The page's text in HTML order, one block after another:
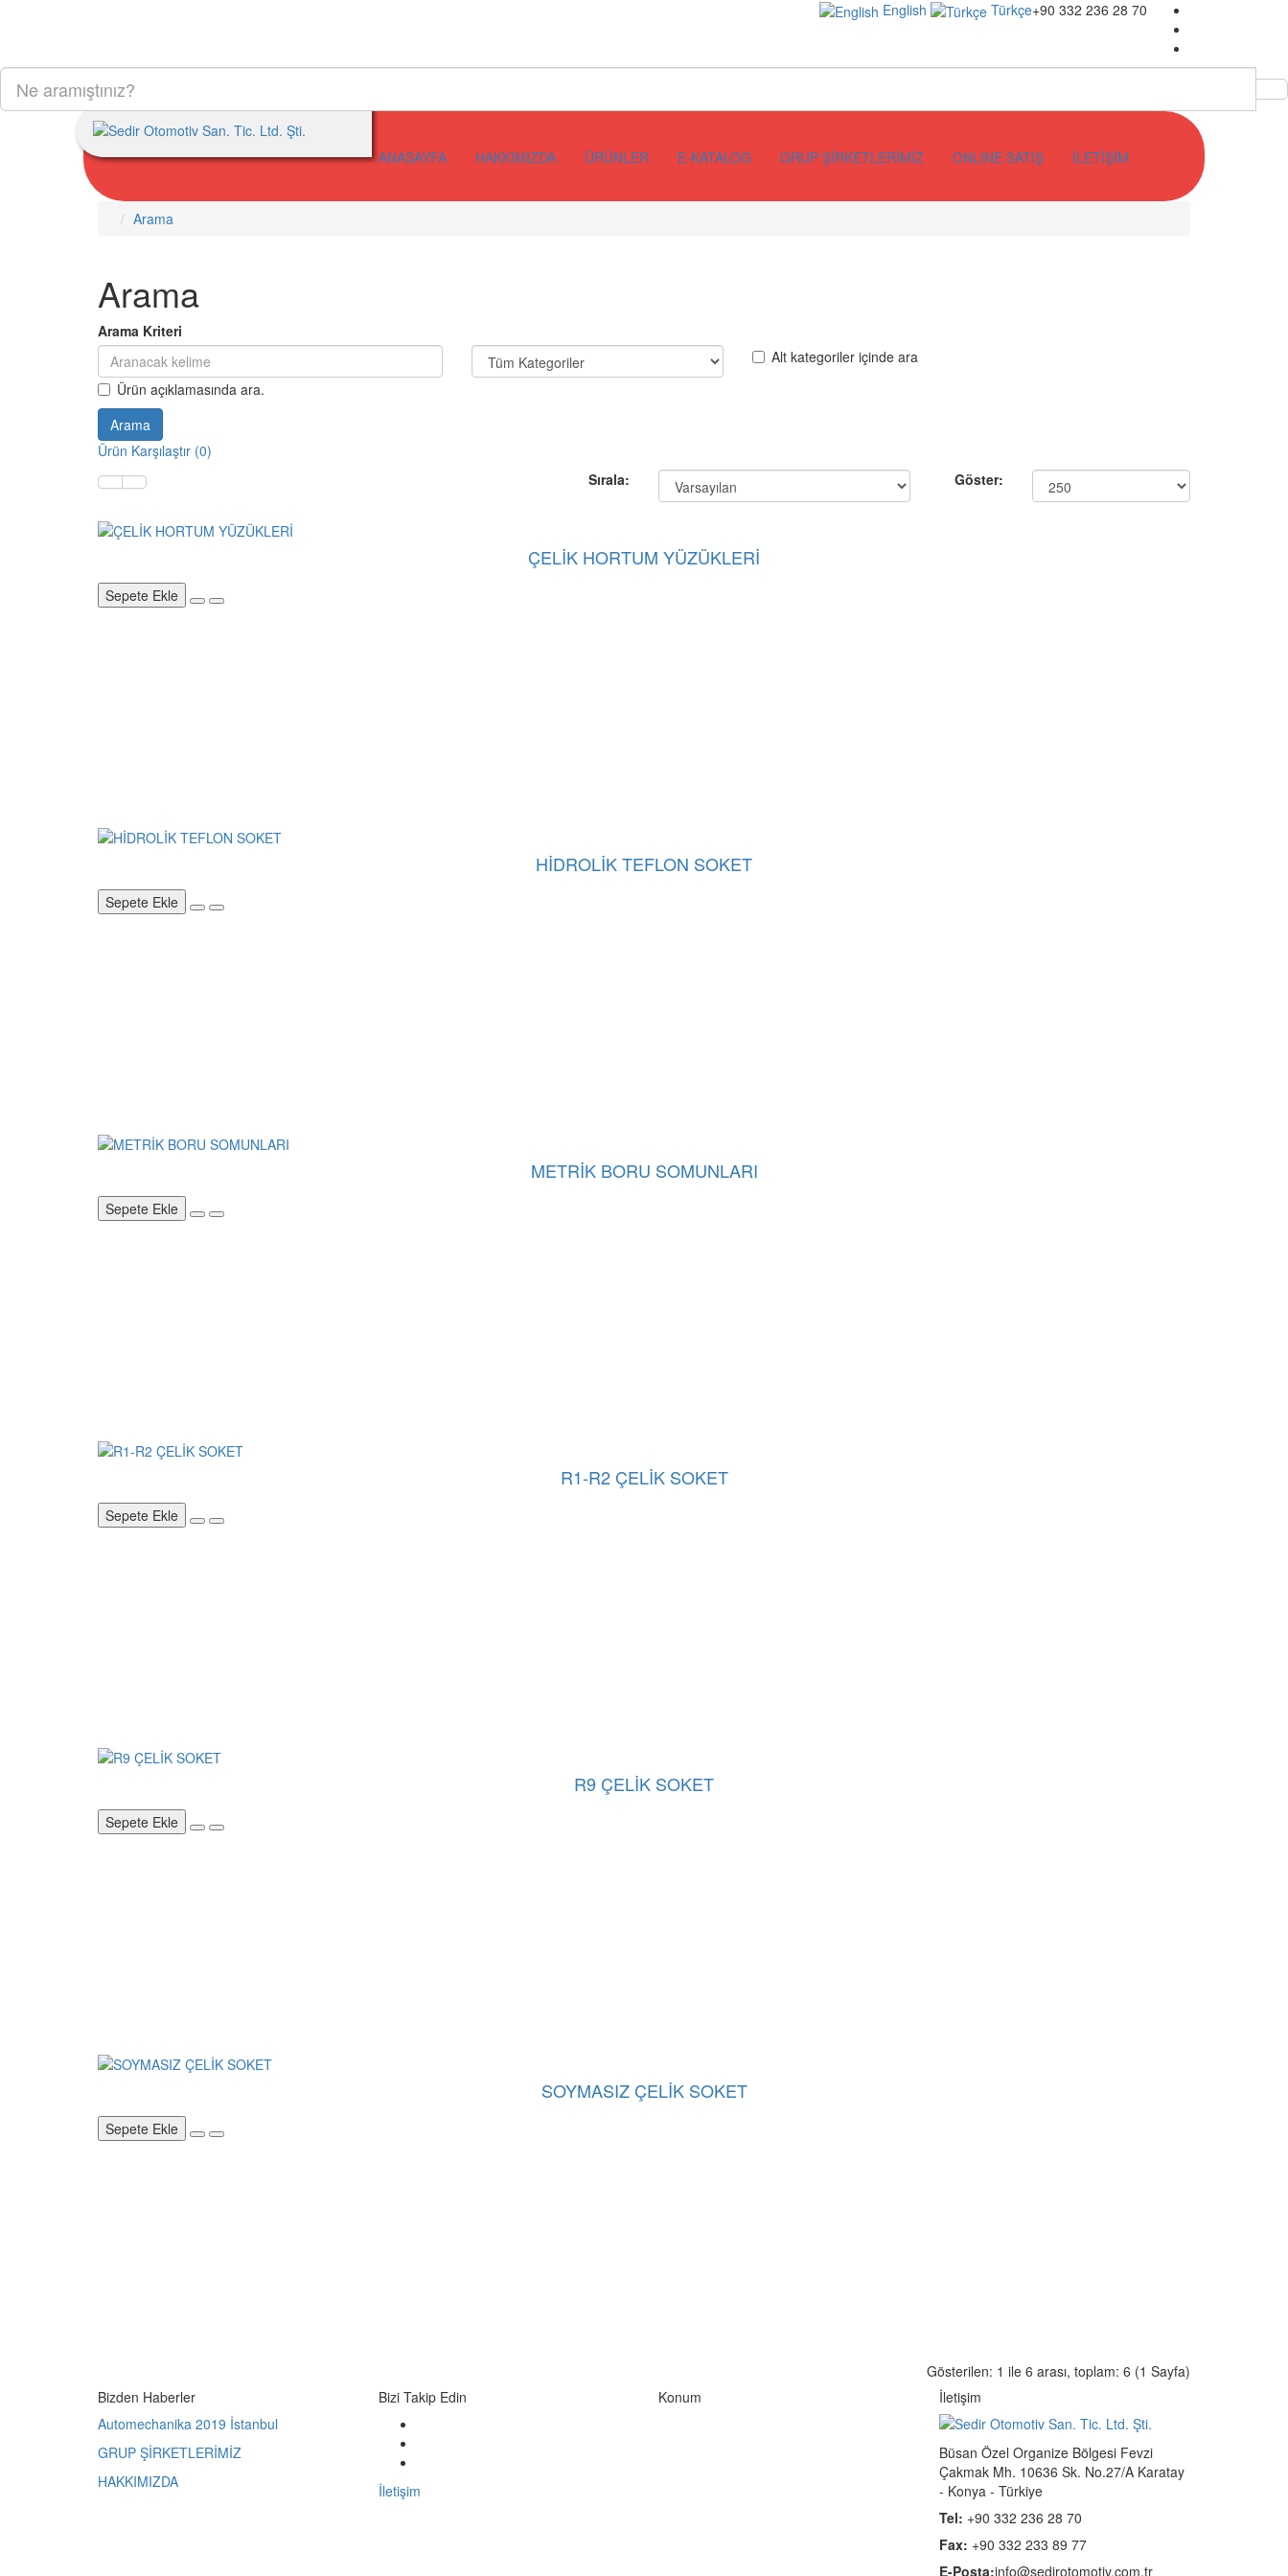
+90 332 236 28 70
English Türkçe
ANASAYFA HAKKIMIZDA ÜRÜNLER E-KATALOG GRUP ŞİRKETLERİMİZ ONLINE SATIŞ İLETİŞİM
Arama
Arama
Arama Kriteri
Alt kategoriler içinde ara
Ürün açıklamasında ara.
Ürün Karşılaştır (0)
Sırala:
Göster:
ÇELİK HORTUM YÜZÜKLERİ
Sepete Ekle
HİDROLİK TEFLON SOKET
Sepete Ekle
METRİK BORU SOMUNLARI
Sepete Ekle
R1-R2 ÇELİK SOKET
Sepete Ekle
R9 ÇELİK SOKET
Sepete Ekle
SOYMASIZ ÇELİK SOKET
Sepete Ekle
Gösterilen: 1 ile 6 arası, toplam: 6 (1 Sayfa)
Bizden Haberler
Automechanika 2019 İstanbul
GRUP ŞİRKETLERİMİZ
HAKKIMIZDA
Bizi Takip Edin
İletişim
Konum İletişim
Büsan Özel Organize Bölgesi Fevzi
Çakmak Mh. 10636 Sk. No.27/A Karatay
- Konya - Türkiye
Tel: +90 332 236 28 70
Fax: +90 332 233 89 77
E-Posta:info@sedirotomotiv.com.tr